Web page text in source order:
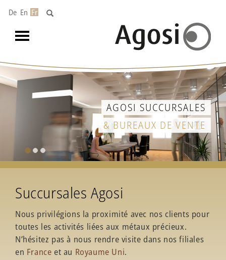
De En Fr
Toggle
navigation
AGOSI SUCCURSALES
& BUREAUX DE VENTE
Succursales Agosi
Nous privilégions la proximité avec nos clients pour
toutes les activités liées aux métaux précieux.
N’hésitez pas à nous rendre visite dans nos filiales
en France et au Royaume Uni.